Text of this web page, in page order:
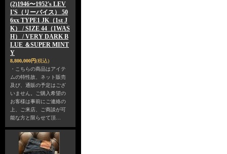
(2)1946〜1952's LEV
I'S（リーバイス） 50
6xx TYPE1 JK（1st J
K） / SIZE 44（1WAS
H） / VERY DARK B
LUE ＆SUPER MINT
Y
8,800,000円(税込)
・こちらの商品はアイテ
ムの特性故、ネット販売
及び、通販の予定はござ
いません。ご購入希望の
お客様は事前にご連絡の
上、ご来店、ご商談が可
能な方と限らせて頂…